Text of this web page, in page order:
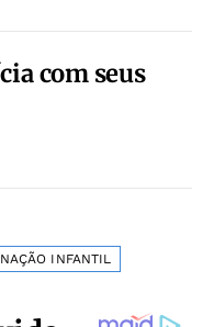
com seus
INFANTIL